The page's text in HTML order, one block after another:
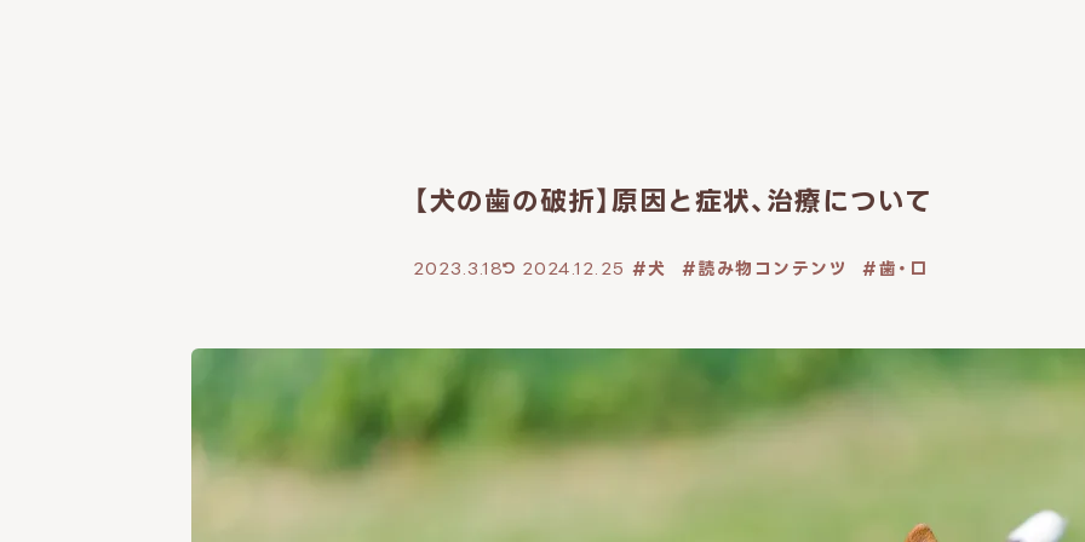
【犬の歯の破折】原因と症状、治療について
2023.3.18 2024.12.25 犬 読み物コンテンツ 歯・口